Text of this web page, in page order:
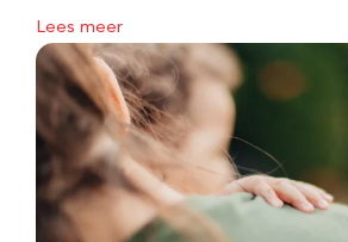
Lees meer